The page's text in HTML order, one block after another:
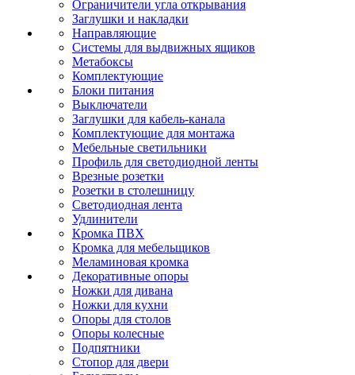
Ограничители угла открывания
Заглушки и накладки
Направляющие
Системы для выдвижных ящиков
Метабоксы
Комплектующие
Блоки питания
Выключатели
Заглушки для кабель-канала
Комплектующие для монтажа
Мебельные светильники
Профиль для светодиодной ленты
Врезные розетки
Розетки в столешницу
Светодиодная лента
Удлинители
Кромка ПВХ
Кромка для мебельщиков
Меламиновая кромка
Декоративные опоры
Ножки для дивана
Ножки для кухни
Опоры для столов
Опоры колесные
Подпятники
Стопор для двери